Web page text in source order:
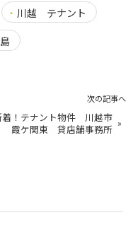
川越 テナント
次の記事へ
着！テナント物件 川越市
霞ケ関東 貸店舗事務所 »